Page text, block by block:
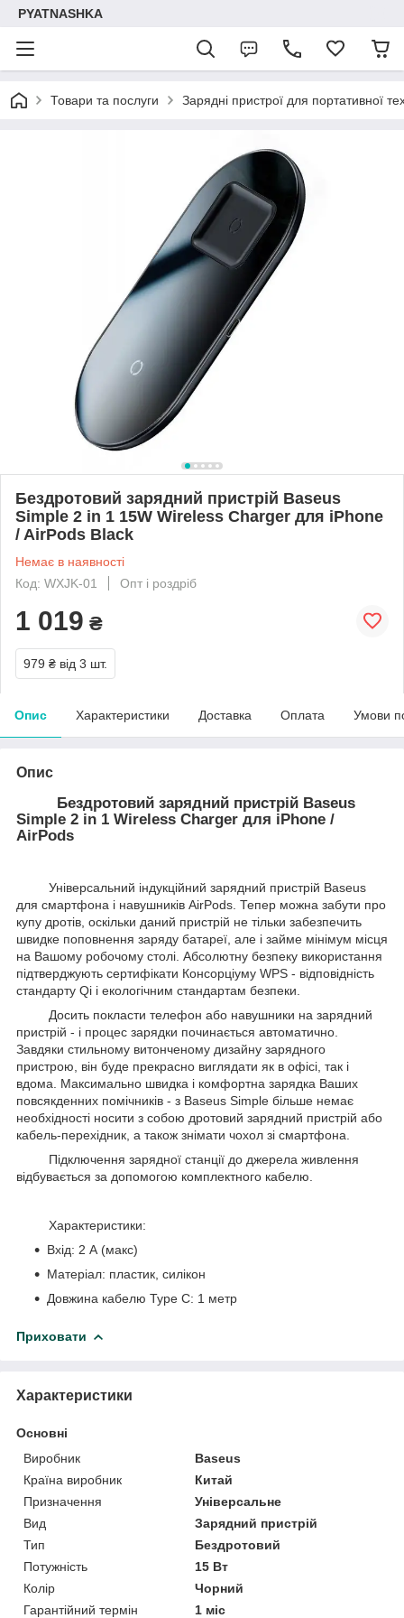
PYATNASHKA
Товари та послуги Зарядні пристрої для портативної
Бездротовий зарядний пристрій Baseus
Simple 2 in 1 15W Wireless Charger для iPhone
/ AirPods Black
Немає в наявності
Код: WXJK-01
Опт і роздріб
1 019 ₴
979 ₴ від 3 шт.
Опис Характеристики Доставка Оплата Умови
Опис
Бездротовий зарядний пристрій Baseus
Simple 2 in 1 Wireless Charger для iPhone /
AirPods
Універсальний індукційний зарядний пристрій Baseus
для смартфона і навушників AirPods. Тепер можна забути про
купу дротів, оскільки даний пристрій не тільки забезпечить
швидке поповнення заряду батареї, але і займе мінімум місця
на Вашому робочому столі. Абсолютну безпеку використання
підтверджують сертифікати Консорціуму WPS - відповідність
стандарту Qi і екологічним стандартам безпеки.
Досить покласти телефон або навушники на зарядний
пристрій - і процес зарядки починається автоматично.
Завдяки стильному витонченому дизайну зарядного
пристрою, він буде прекрасно виглядати як в офісі, так і
вдома. Максимально швидка і комфортна зарядка Ваших
повсякденних помічників - з Baseus Simple більше немає
необхідності носити з собою дротовий зарядний пристрій або
кабель-перехідник, а також знімати чохол зі смартфона.
Підключення зарядної станції до джерела живлення
відбувається за допомогою комплектного кабелю.
Характеристики:
Вхід: 2 А (макс)
Матеріал: пластик, силікон
Довжина кабелю Type C: 1 метр
Приховати
Характеристики
Основні
Виробник
Baseus
Країна виробник
Китай
Призначення
Універсальне
Вид
Зарядний пристрій
Тип
Бездротовий
Потужність
15 Вт
Колір
Чорний
Гарантійний термін
1 міс